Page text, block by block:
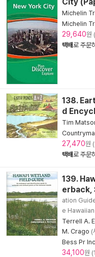
Michelin
Michelin
29,640원
택배로 주문
138.
d
Tim
27,470원
택배로 주문
139.
erback,
ation
e
Terrell A.
M. Crago (
Bess Pr Inc
34,100원